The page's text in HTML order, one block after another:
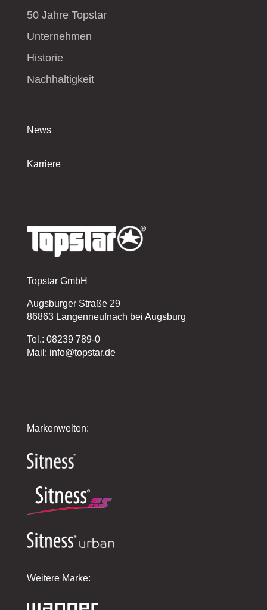
50 Jahre Topstar
Unternehmen
Historie
Nachhaltigkeit
News
Karriere
Topstar GmbH
Augsburger Straße 29
86863 Langenneufnach bei Augsburg
Tel.: 08239 789-0
Mail: info@topstar.de
Markenwelten:
Weitere Marke: